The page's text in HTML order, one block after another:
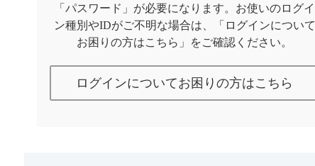
「パスワード」が必要になります。お使いのログイ
ン種別やIDがご不明な場合は、「ログインについて
お困りの方はこちら」をご確認ください。
ログインについてお困りの方はこちら